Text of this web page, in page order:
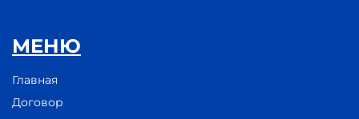
МЕНЮ
Главная
Договор